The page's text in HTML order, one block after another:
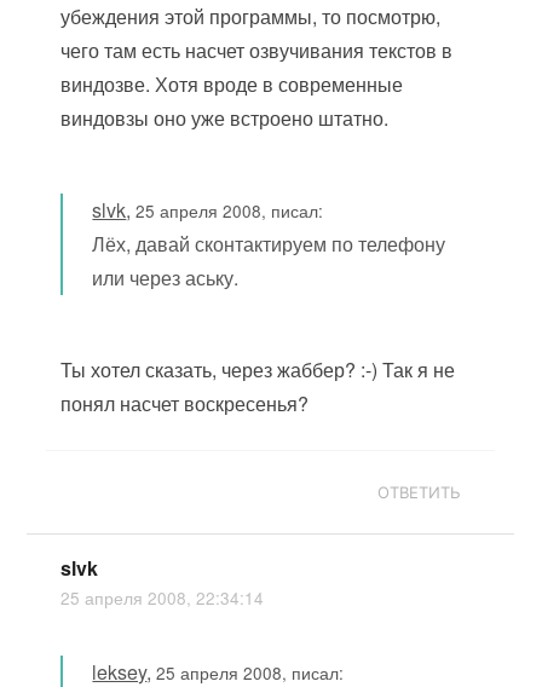
убеждения этой программы, то посмотрю,
чего там есть насчет озвучивания текстов в
виндозве. Хотя вроде в современные
виндовзы оно уже встроено штатно.
slvk,25 апреля 2008, писал:
Лёх, давай сконтактируем по телефону
или через аську.
Ты хотел сказать, через жаббер? :-) Так я не
понял насчет воскресенья?
ОТВЕТИТЬ
slvk
25 апреля 2008, 22:34:14
leksey,25 апреля 2008, писал: